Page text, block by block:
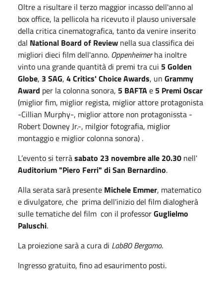
Oltre a risultare il terzo maggior incasso dell'anno al
box office, la pellicola ha ricevuto il plauso universale
della critica cinematografica, tanto da venire inserito
dal National Board of Review nella sua classifica dei
migliori dieci film dell'anno. Oppenheimerha inoltre
vinto una grande quantità di premi tra cui 5 Golden
Globe, 3 SAG, 4 Critics' Choice Awards, un Grammy
Award per la colonna sonora, 5 BAFTAe 5 Premi Oscar
(miglior fim, miglior regista, miglior attore protagonista
-Cillian Murphy-, miglior attore non protagonissta -
Robert Downey Jr.-, milgior fotografia, miglior
montaggio e miglior colonna sonora) .
L’evento si terràsabato 23 novembre alle 20.30 nell'
Auditorium "Piero Ferri" di San Bernardino.
Alla serata sarà presente Michele Emmer, matematico
e divulgatore, che prima dell'inizio del film dialogherà
sulle tematiche del film con il professorGuglielmo
Paluschi.
La proiezione sarà a cura di Lab80 Bergamo.
Ingresso gratuito, fino ad esaurimento posti.